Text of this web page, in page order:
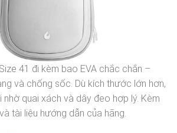
41 đi kèm bao EVA chắc chắn –
và chống sốc. Dù kích thước lớn hơn,
nhờ quai xách và dây đeo hợp lý. Kèm
tài liệu hướng dẫn của hãng.